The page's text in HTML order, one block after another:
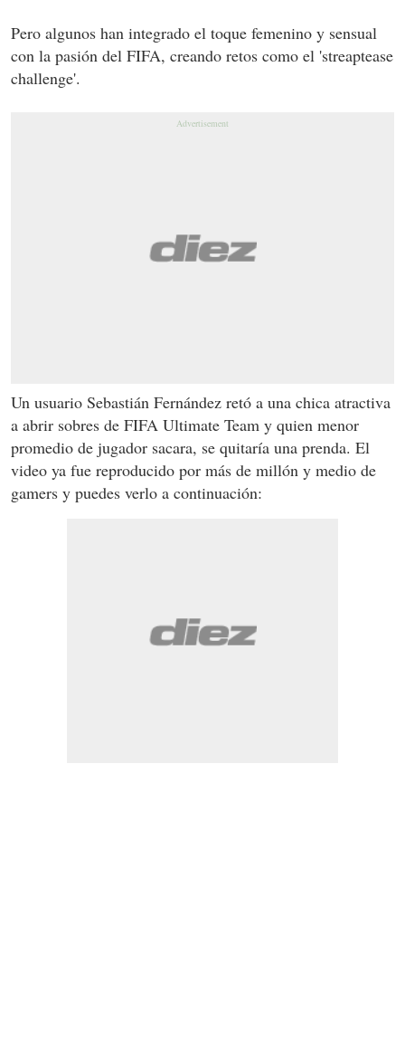
Pero algunos han integrado el toque femenino y sensual
con la pasión del FIFA, creando retos como el 'streaptease
challenge'.
Un usuario Sebastián Fernández retó a una chica atractiva
a abrir sobres de FIFA Ultimate Team y quien menor
promedio de jugador sacara, se quitaría una prenda. El
video ya fue reproducido por más de millón y medio de
gamers y puedes verlo a continuación: